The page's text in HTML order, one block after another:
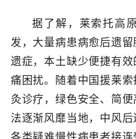
据了解，莱索托高
发，大量病患病愈后遗
遗症，本土缺少便捷有
痛困扰。随着中国援莱
灸诊疗，绿色安全、简
法逐渐风靡当地，中风